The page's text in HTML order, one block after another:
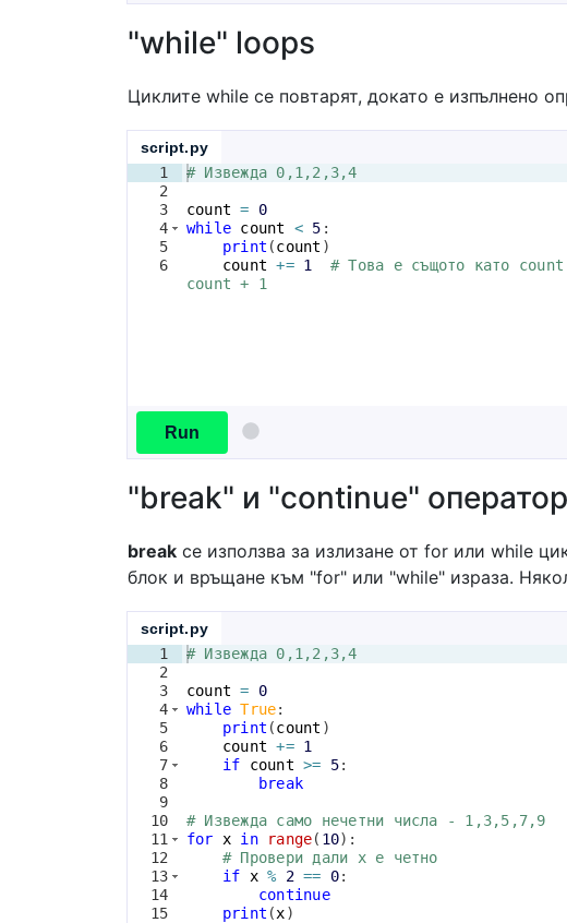
"while" loops
Циклите while се повтарят, докато е изпълнено
script.py
1
2
3
4
5
6
# Извежда 0,1,2,3,4
count =
0
while count < 5 :
print (count )
count += 1
# Това е същото като
count + 1
Run
"break" и "continue"
break се използва за излизане от for или while
блок и връщане към "for" или "while" израза.
script.py
1
2
3
4
5
6
7
8
9
10
11
12
13
14
15
# Извежда 0,1,2,3,4
count =
0
while True:
print (count )
count += 1
if
count >= 5:
break
# Извежда само нечетни числа - 1,3,5,7,9
for
x in range( 10) :
# Провери дали x е четно
if
x % 2 == 0:
continue
print (x)